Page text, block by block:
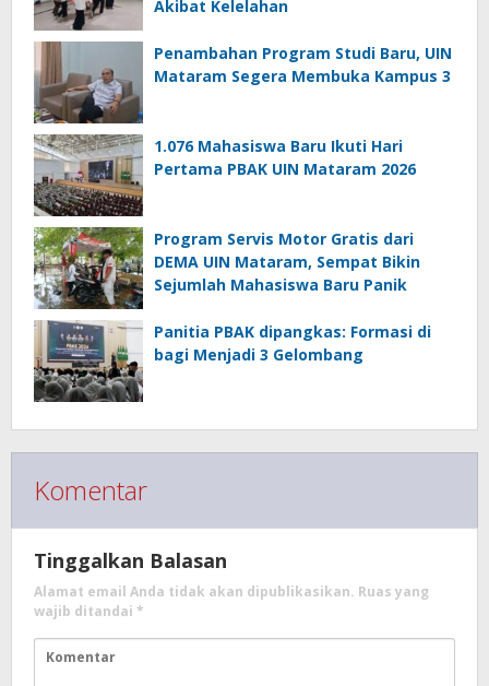
Akibat Kelelahan
Penambahan Program Studi Baru, UIN
Mataram Segera Membuka Kampus 3
1.076 Mahasiswa Baru Ikuti Hari
Pertama PBAK UIN Mataram 2026
Program Servis Motor Gratis dari
DEMA UIN Mataram, Sempat Bikin
Sejumlah Mahasiswa Baru Panik
Panitia PBAK dipangkas: Formasi di
bagi Menjadi 3 Gelombang
Komentar
Tinggalkan Balasan
Alamat email Anda tidak akan dipublikasikan. Ruas yang
wajib ditandai *